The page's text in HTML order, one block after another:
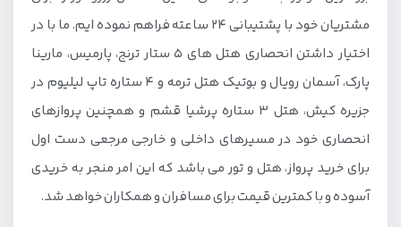
مشتریان خود با پشتیبانی 24 ساعته فراهم نموده ایم. ما با در
اختیار داشتن انحصاری هتل های 5 ستار ترنج، پارمیس، مارینا
پارک، آسمان رویال و بوتیک هتل ترمه و 4 ستاره تاپ لیلیوم در
جزیره کیش، هتل 3 ستاره پرشیا قشم و همچنین پروازهای
انحصاری خود در مسیرهای داخلی و خارجی مرجعی دست اول
برای خرید پرواز، هتل و تور می باشد که این امر منجر به خریدی
آسوده و با کمترین قیمت برای مسافران و همکاران خواهد شد.